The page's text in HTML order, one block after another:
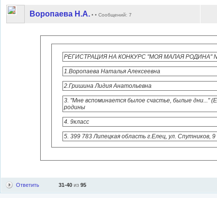
Воропаева Н.А. • • Сообщений: 7
РЕГИСТРАЦИЯ НА КОНКУРС "МОЯ МАЛАЯ РОДИНА" №
1.Воропаева Наталья Алексеевна
2.Гришина Лидия Анатольевна
3. "Мне вспоминается былое счастье, былые дни..."
родины
4. 9класс
5. 399 783 Липецкая область г.Елец, ул. Спутников,
Ответить 31-40 из 95